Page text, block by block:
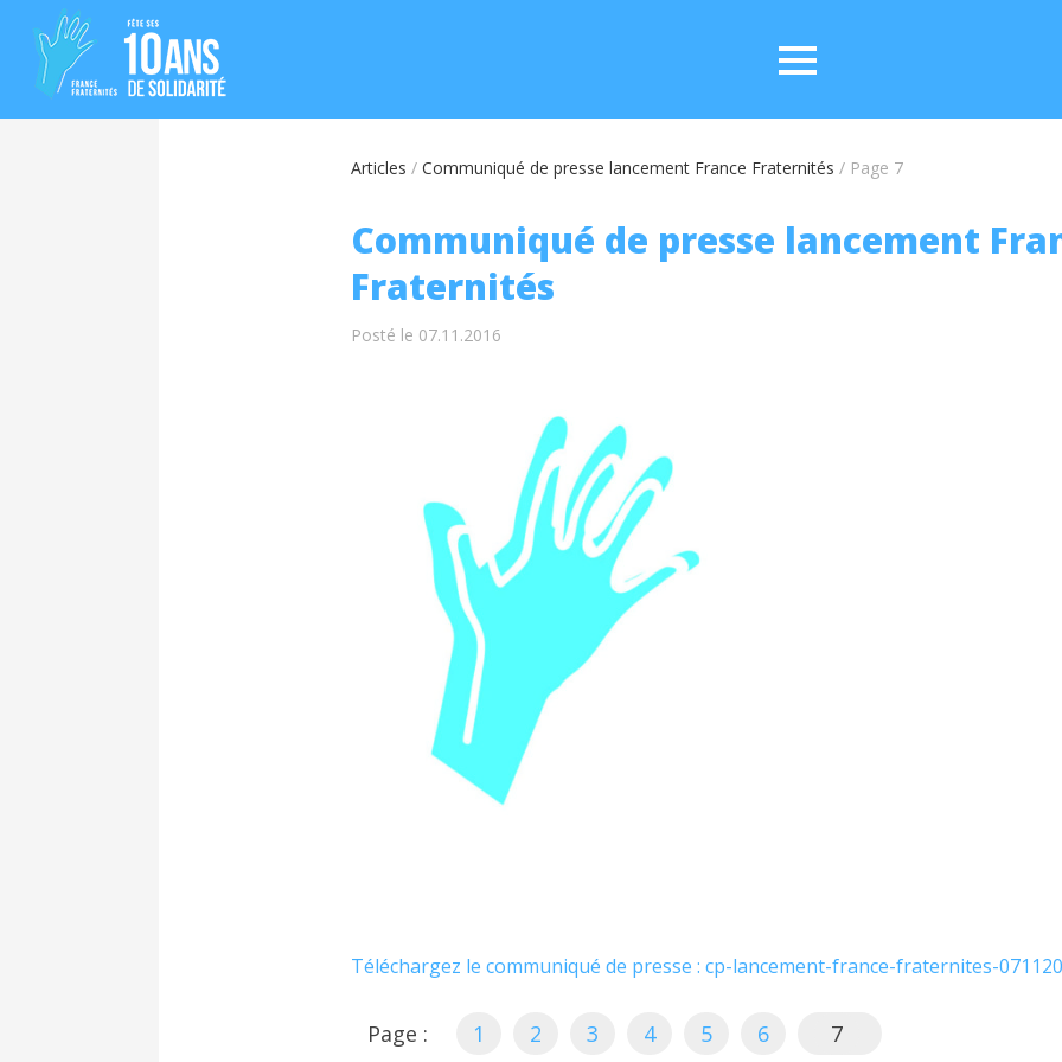
Articles / Communiqué de presse lancement France Fraternités / Page 7
Communiqué de presse lancement
Fraternités
Posté le 07.11.2016
Téléchargez le communiqué de presse : cp-lancement-france-fraternites-
Page : 1 2 3 4 5 6 7